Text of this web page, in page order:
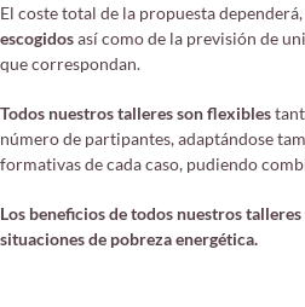
El coste total de la propuesta
escogidosasí como de la previsión de
que correspondan.
Todos nuestros talleres son flexibles
número de partipantes, adaptándose
formativas de cada caso, pudiendo
Los beneficios de todos nuestros
situaciones de pobreza energética.